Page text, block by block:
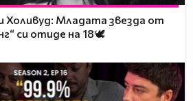
Холивуд: Младата звезда от
си отиде на 18🕊️